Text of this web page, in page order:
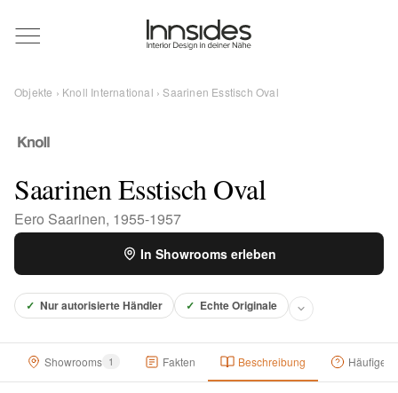
Magazin
Showrooms
Objekte
Für Händler
Objekte › Knoll International › Saarinen Esstisch Oval
Saarinen Esstisch Oval
Eero Saarinen, 1955-1957
In Showrooms erleben
✓ Nur autorisierte Händler ✓ Echte Originale
Showrooms 1 Fakten Beschreibung Häufige